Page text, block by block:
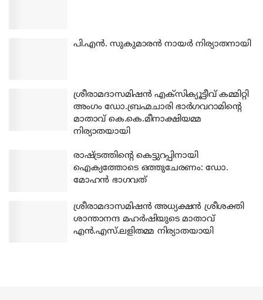
പി.എന്‍. സുകുമാരന്‍ നായര്‍ നിര്യാതനായി
ശ്രീരാമദാസമിഷന്‍ എക്‌സിക്യൂട്ടീവ് കമ്മിറ്റി
അംഗം ഡോ.ബ്രഹ്മചാരി ഭാര്‍ഗവറാമിന്റെ
മാതാവ് കെ.കെ.മീനാക്ഷിയമ്മ
നിര്യാതയായി
രാഷ്ട്രത്തിന്റെ കെട്ടുറപ്പിനായി
ഐക്യത്തോടെ ഒത്തുചേരണം: ഡോ.
മോഹന്‍ ഭാഗവത്
ശ്രീരാമദാസമിഷന്‍ അധ്യക്ഷന്‍ ശ്രീശക്തി
ശാന്താനന്ദ മഹര്‍ഷിയുടെ മാതാവ്
എന്‍.എസ്.ലളിതമ്മ നിര്യാതയായി